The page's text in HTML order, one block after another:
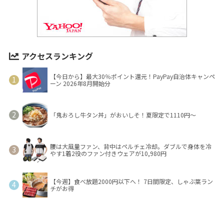
アクセスランキング
【今日から】最大30％ポイント還元！PayPay自治体キャンペ
ーン 2026年8月開始分
「鬼おろし牛タン丼」がおいしそ！夏限定で1110円～
腰は大風量ファン、背中はペルチェ冷却。ダブルで身体を冷
やす1着2役のファン付きウェアが10,980円
【今週】食べ放題2000円以下へ！ 7日間限定、しゃぶ葉ラン
チがお得